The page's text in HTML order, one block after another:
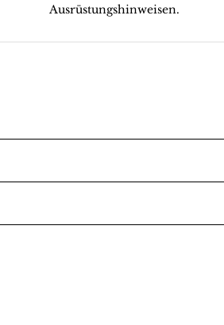
Ausrüstungshinweisen.